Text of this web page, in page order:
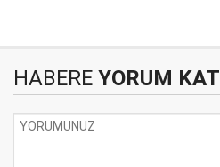
HABERE YORUM KAT